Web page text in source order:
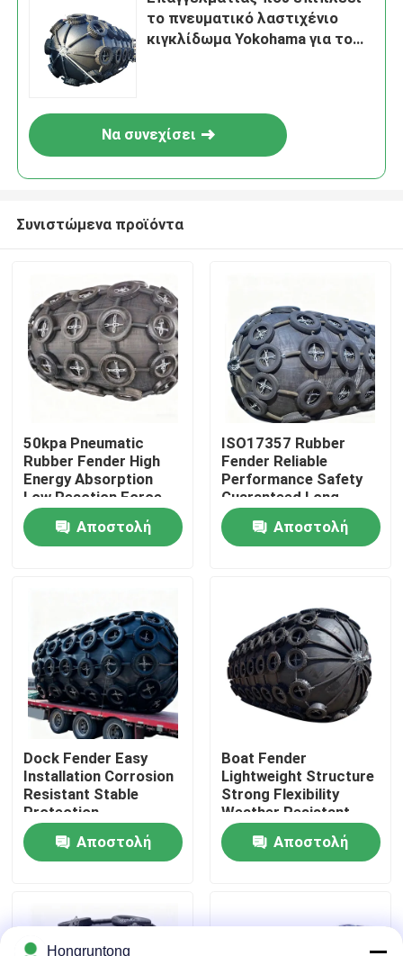
Σπίτι
Προϊόντα
Βίντεο
Επισκέψεις στο εργοστάσιο
Έλεγχος ποιότητας
Ζητήστε μια προσφορά
Λαστιχένιο κιγκλίδωμα αποβαθρών
Πνευματικό λαστιχένιο κιγκλίδωμα
το πνευματικό λαστιχένιο
κιγκλίδωμα Yokohama για το
Να συνεχίσει
Συνιστώμενα προϊόντα
50kpa Pneumatic
Rubber Fender High
Energy Absorption
Low Reaction Force
Durable Use
Αποστολή
ISO17357 Rubber
Fender Reliable
Performance Safety
Guaranteed Long
Service Life
Αποστολή
Dock Fender Easy
Installation Corrosion
Resistant Stable
Protection
Αποστολή
Boat Fender
Lightweight Structure
Strong Flexibility
Weather Resistant
Αποστολή
Hongruntong